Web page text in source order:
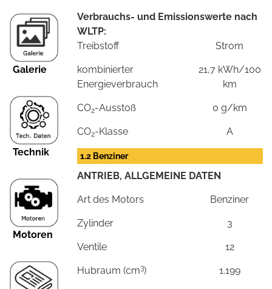
Galerie
Technik
Motoren
Verbrauchs- und Emissionswerte nach
WLTP:
Treibstoff
Strom
kombinierter
Energieverbrauch
21,7 kWh/100
km
CO2-Ausstoß 0 g/km
CO2-Klasse A
1.2 Benziner
ANTRIEB, ALLGEMEINE DATEN
Art des Motors Benziner
Zylinder 3
Ventile 12
Hubraum (cm3) 1.199